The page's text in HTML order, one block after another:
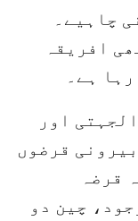
چاہیے۔
افریقہ
ہے۔
اور
قرضوں
قرضہ
چین دو